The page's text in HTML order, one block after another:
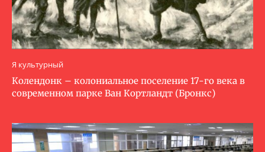
Я культурный
Колендонк – колониальное поселение 17-го века в
современном парке Ван Кортландт (Бронкс)